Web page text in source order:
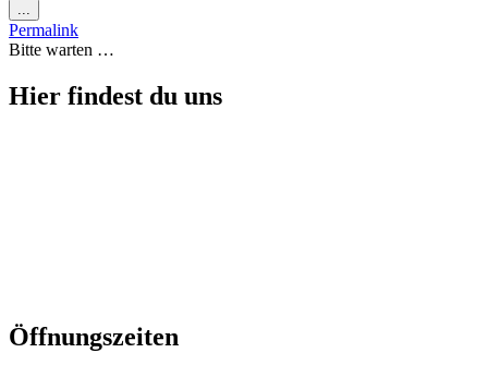
...
Metabox
ein-/ausblenden.
Permalink
Bitte warten …
Hier findest du uns
Öffnungszeiten